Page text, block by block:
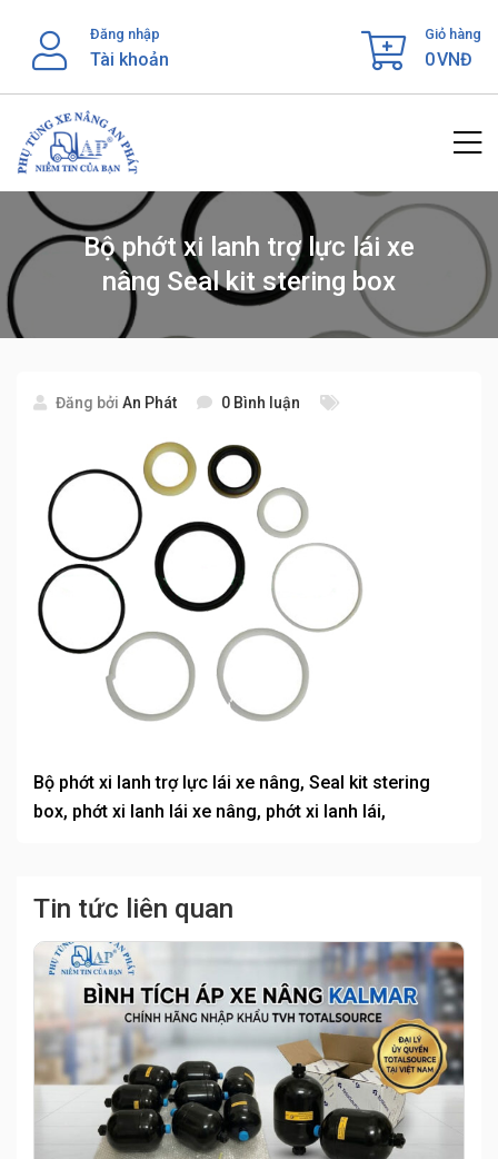
content
Đăng nhập
Tài khoản
Giỏ hàng
0VNĐ
Bộ phớt xi lanh trợ lực lái xe
nâng Seal kit stering box
Đăng bởi An Phát 0 Bình luận
Bộ phớt xi lanh trợ lực lái xe nâng, Seal kit stering
box, phớt xi lanh lái xe nâng, phớt xi lanh lái,
Tin tức liên quan